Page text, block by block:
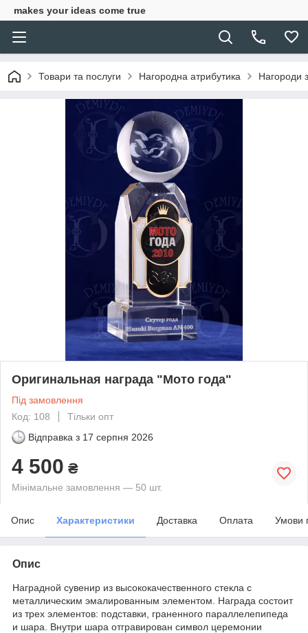
makes your ideas come true
Товари та послуги Нагородна атрибутика Нагороди
Оригинальная награда "Мото года"
Під замовлення
Код: 108
Тільки опт
Відправка з 17 серпня 2026
4 500 ₴
Мінімальне замовлення — 50 шт.
Опис Характеристики Доставка Оплата Умови
Опис
Наградной сувенир из высококачественного стекла с
металлическим эмалированным элементом. Награда состоит
из трех элементов: подставки, граненного параллелепипеда
и шара. Внутри шара отгравирован символ церемонии